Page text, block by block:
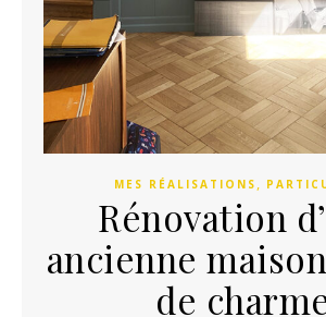
MES RÉALISATIONS ,
Rénovation
ancienne
de